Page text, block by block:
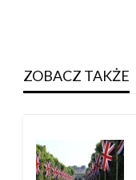
ZOBACZ TAKŻE